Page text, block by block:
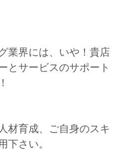
業界には、いや！貴店
とサービスのサポート
材育成、ご自身のスキ
下さい。